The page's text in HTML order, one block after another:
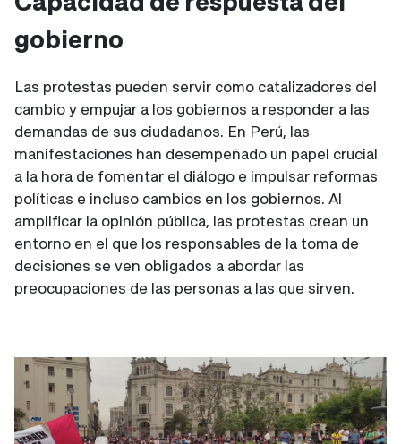
gobierno
Las protestas pueden servir como catalizadores del
cambio y empujar a los gobiernos a responder a las
demandas de sus ciudadanos. En Perú, las
manifestaciones han desempeñado un papel crucial
a la hora de fomentar el diálogo e impulsar reformas
políticas e incluso cambios en los gobiernos. Al
amplificar la opinión pública, las protestas crean un
entorno en el que los responsables de la toma de
decisiones se ven obligados a abordar las
preocupaciones de las personas a las que sirven.